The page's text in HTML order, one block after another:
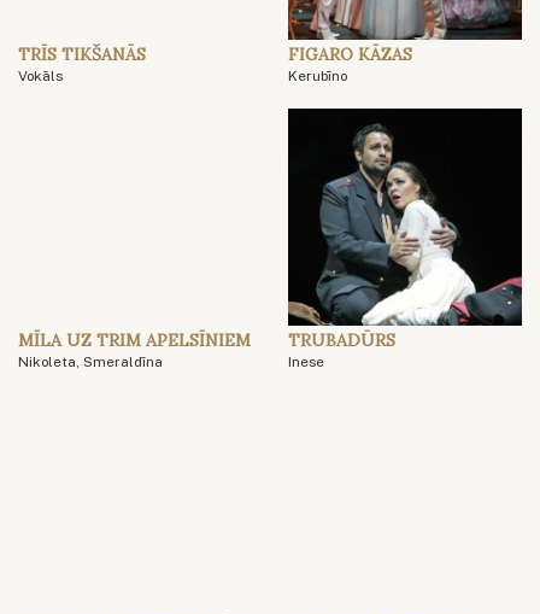
TRĪS TIKŠANĀS
Vokāls
FIGARO KĀZAS
Kerubīno
MĪLA UZ TRIM APELSĪNIEM
Nikoleta, Smeraldīna
TRUBADŪRS
Inese